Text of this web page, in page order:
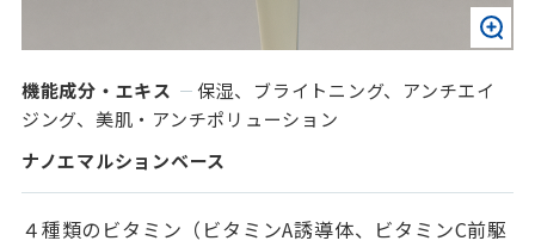
機能成分・エキス
保湿、ブライトニング、アンチエイ
ジング、美肌・アンチポリューション
ナノエマルションベース
４種類のビタミン（ビタミンA誘導体、ビタミンC前駆